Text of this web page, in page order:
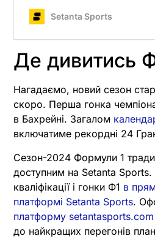
Де дивитись
Нагадаємо, новий сезон
скоро. Перша гонка
в Бахрейні. Загалом
включатиме рекордні 24
Сезон-2024 Формули 1
доступним на Setanta Sports.
кваліфікації і гонки Ф1 в
платформі Setanta Sports.
платформу setantasports.com
до найкращих перегонів